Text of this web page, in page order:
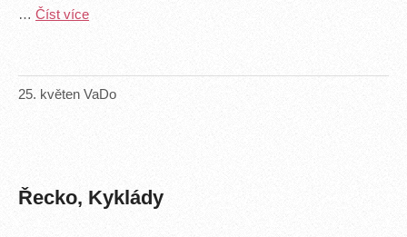
25. květen VaDo
… Číst více
Řecko, Kyklády